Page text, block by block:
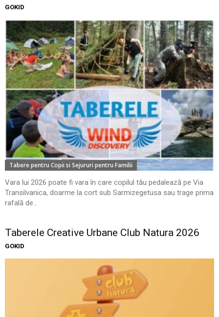
GOKID
Tabere pentru Copii si Sejururi pentru Familii
Vara lui 2026 poate fi vara în care copilul tău pedalează pe Via
Transilvanica, doarme la cort sub Sarmizegetusa sau trage prima
rafală de...
Taberele Creative Urbane Club Natura 2026
GOKID